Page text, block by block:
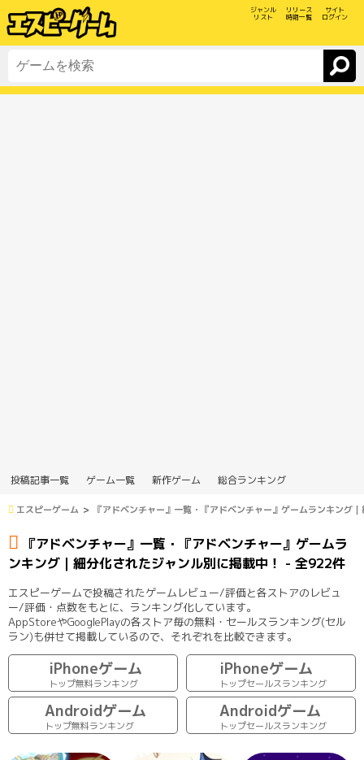
ジャンル
リスト
リリース
時期一覧
サイト
ログイン
投稿記事一覧 ゲーム一覧 新作ゲーム 総合ランキング
エスピーゲーム 『アドベンチャー』一覧・『アドベンチャー』ゲームランキング
『アドベンチャー』一覧・『アドベンチャー』ゲームラ
ンキング｜細分化されたジャンル別に掲載中！ - 全922件
エスピーゲームで投稿されたゲームレビュー/評価と各ストアのレビュ
ー/評価・点数をもとに、ランキング化しています。
AppStoreやGooglePlayの各ストア毎の無料・セールスランキング(セル
ラン)も併せて掲載しているので、それぞれを比較できます。
iPhoneゲーム
トップ無料ランキング
iPhoneゲーム
トップセールスランキング
Androidゲーム
トップ無料ランキング
Androidゲーム
トップセールスランキング